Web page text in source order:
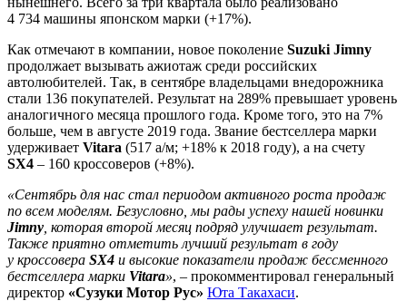
4 734 машины японском марки (+17%).
Как отмечают в компании, новое поколение Suzuki Jimny
продолжает вызывать ажиотаж среди российских
автолюбителей. Так, в сентябре владельцами внедорожника
стали 136 покупателей. Результат на 289% превышает уровень
аналогичного месяца прошлого года. Кроме того, это на 7%
больше, чем в августе 2019 года. Звание бестселлера марки
удерживает Vitara (517 а/м; +18% к 2018 году), а на счету
SX4 – 160 кроссоверов (+8%).
«Сентябрь для нас стал периодом активного роста продаж
по всем моделям. Безусловно, мы рады успеху нашей новинки
Jimny , которая второй месяц подряд улучшает результат.
Также приятно отметить лучший результат в году
у кроссовера SX4 и высокие показатели продаж бессменного
бестселлера марки Vitara», – прокомментировал генеральный
директор «Сузуки Мотор Рус» Юта Такахаси.